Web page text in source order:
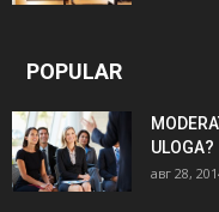
POPULAR
ULOGA?
авг 28,